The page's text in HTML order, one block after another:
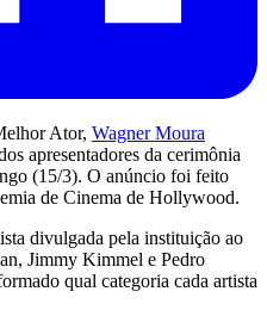
Ator, Wagner Moura
apresentadores da cerimônia
(15/3). O anúncio foi feito
de Cinema de Hollywood.
divulgada pela instituição ao
, Jimmy Kimmel e Pedro
qual categoria cada artista